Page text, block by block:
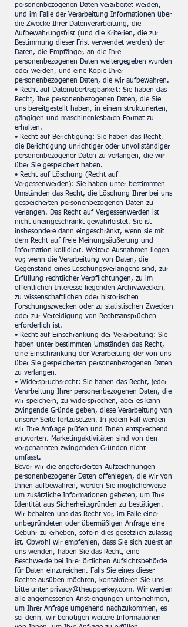
personenbezogenen Daten verarbeitet werden,
und im Falle der Verarbeitung Informationen über
die Zwecke Ihrer Datenverarbeitung, die
Aufbewahrungsfrist (und die Kriterien, die zur
Bestimmung dieser Frist verwendet werden) der
Daten, die Empfänger, an die Ihre
personenbezogenen Daten weitergegeben wurden
oder werden, und eine Kopie Ihrer
personenbezogenen Daten, die wir aufbewahren.
• Recht auf Datenübertragbarkeit: Sie haben das
Recht, Ihre personenbezogenen Daten, die Sie
uns bereitgestellt haben, in einem strukturierten,
gängigen und maschinenlesbaren Format zu
erhalten.
• Recht auf Berichtigung: Sie haben das Recht,
die Berichtigung unrichtiger oder unvollständiger
personenbezogener Daten zu verlangen, die wir
über Sie gespeichert haben.
• Recht auf Löschung (Recht auf
Vergessenwerden): Sie haben unter bestimmten
Umständen das Recht, die Löschung Ihrer bei uns
gespeicherten personenbezogenen Daten zu
verlangen. Das Recht auf Vergessenwerden ist
nicht uneingeschränkt gewährleistet. Sie ist
insbesondere dann eingeschränkt, wenn sie mit
dem Recht auf freie Meinungsäußerung und
Information kollidiert. Weitere Ausnahmen liegen
vor, wenn die Verarbeitung von Daten, die
Gegenstand eines Löschungsverlangens sind, zur
Erfüllung rechtlicher Verpflichtungen, zu im
öffentlichen Interesse liegenden Archivzwecken,
zu wissenschaftlichen oder historischen
Forschungszwecken oder zu statistischen Zwecken
oder zur Verteidigung von Rechtsansprüchen
erforderlich ist.
• Recht auf Einschränkung der Verarbeitung: Sie
haben unter bestimmten Umständen das Recht,
eine Einschränkung der Verarbeitung der von uns
über Sie gespeicherten personenbezogenen Daten
zu verlangen.
• Widerspruchsrecht: Sie haben das Recht, jeder
Verarbeitung Ihrer personenbezogenen Daten, die
wir speichern, zu widersprechen, aber es kann
zwingende Gründe geben, diese Verarbeitung von
unserer Seite fortzusetzen. In jedem Fall werden
wir Ihre Anfrage prüfen und Ihnen entsprechend
antworten. Marketingaktivitäten sind von den
vorgenannten zwingenden Gründen nicht
umfasst.
Bevor wir die angeforderten Aufzeichnungen
personenbezogener Daten offenlegen, die wir von
Ihnen aufbewahren, werden Sie möglicherweise
um zusätzliche Informationen gebeten, um Ihre
Identität aus Sicherheitsgründen zu bestätigen.
Wir behalten uns das Recht vor, im Falle einer
unbegründeten oder übermäßigen Anfrage eine
Gebühr zu erheben, sofern dies gesetzlich zulässig
ist. Obwohl wir empfehlen, dass Sie sich zuerst an
uns wenden, haben Sie das Recht, eine
Beschwerde bei Ihrer örtlichen Aufsichtsbehörde
für Daten einzureichen. Falls Sie eines dieser
Rechte ausüben möchten, kontaktieren Sie uns
bitte unter privacy@theupperkey.com. Wir werden
alle angemessenen Anstrengungen unternehmen,
um Ihrer Anfrage umgehend nachzukommen, es
sei denn, wir benötigen weitere Informationen